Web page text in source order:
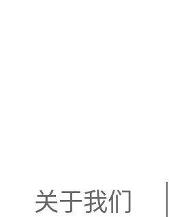
关于我们